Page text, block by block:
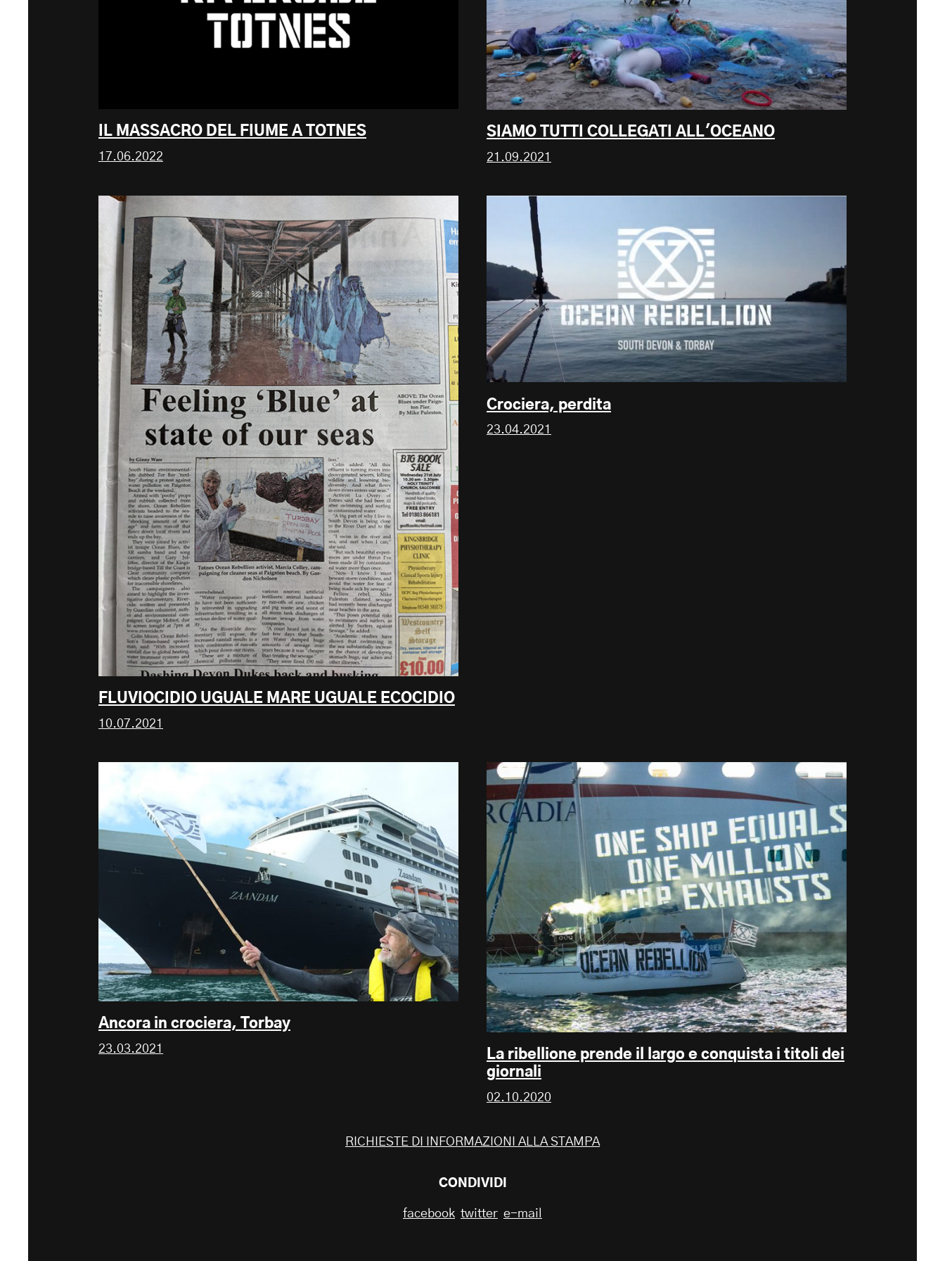
IL MASSACRO DEL FIUME A TOTNES
17.06.2022
SIAMO TUTTI COLLEGATI ALL'OCEANO
21.09.2021
FLUVIOCIDIO UGUALE MARE UGUALE ECOCIDIO
10.07.2021
Crociera, perdita
23.04.2021
Ancora in crociera, Torbay
23.03.2021
La ribellione prende il largo e conquista i titoli dei
giornali
02.10.2020
RICHIESTE DI INFORMAZIONI ALLA STAMPA
CONDIVIDI
facebook twitter e-mail